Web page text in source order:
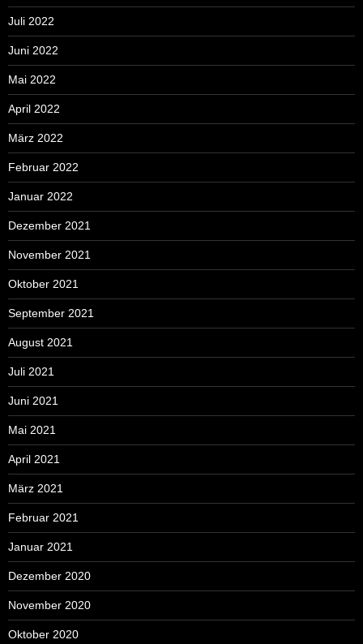
Juli 2022
Juni 2022
Mai 2022
April 2022
März 2022
Februar 2022
Januar 2022
Dezember 2021
November 2021
Oktober 2021
September 2021
August 2021
Juli 2021
Juni 2021
Mai 2021
April 2021
März 2021
Februar 2021
Januar 2021
Dezember 2020
November 2020
Oktober 2020